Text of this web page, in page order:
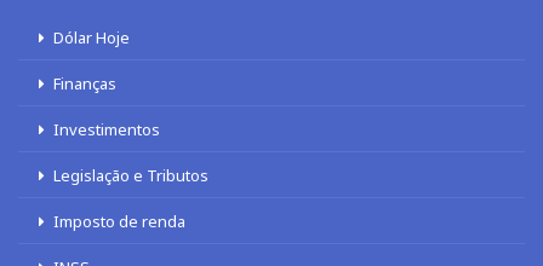
Dólar Hoje
Finanças
Investimentos
Legislação e Tributos
Imposto de renda